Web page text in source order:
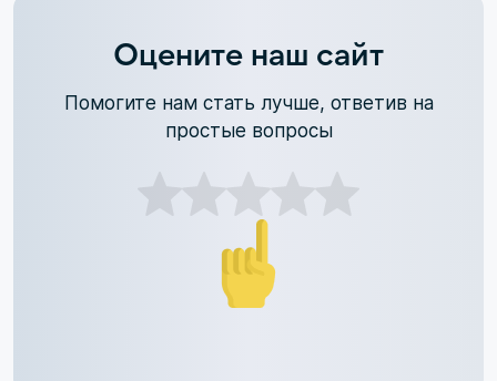
Оцените наш сайт
Помогите нам стать лучше, ответив на
простые вопросы